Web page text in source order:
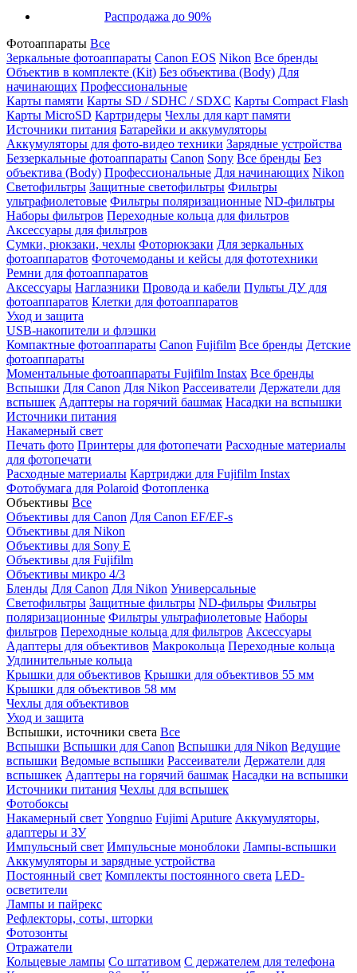
Распродажа до 90%
Фотоаппараты Все
Зеркальные фотоаппараты Canon EOS Nikon Все бренды
Объектив в комплекте (Kit) Без объектива (Body) Для
начинающих Профессиональные
Карты памяти Карты SD / SDHC / SDXC Карты Compact Flash
Карты MicroSD Картридеры Чехлы для карт памяти
Источники питания Батарейки и аккумуляторы
Аккумуляторы для фото-видео техники Зарядные устройства
Беззеркальные фотоаппараты Canon Sony Все бренды Без
объектива (Body) Профессиональные Для начинающих Nikon
Светофильтры Защитные светофильтры Фильтры
ультрафиолетовые Фильтры поляризационные ND-фильтры
Наборы фильтров Переходные кольца для фильтров
Аксессуары для фильтров
Сумки, рюкзаки, чехлы Фоторюкзаки Для зеркальных
фотоаппаратов Фоточемоданы и кейсы для фототехники
Ремни для фотоаппаратов
Аксессуары Наглазники Провода и кабели Пульты ДУ для
фотоаппаратов Клетки для фотоаппаратов
Уход и защита
USB-накопители и флэшки
Компактные фотоаппараты Canon Fujifilm Все бренды Детские
фотоаппараты
Моментальные фотоаппараты Fujifilm Instax Все бренды
Вспышки Для Canon Для Nikon Рассеиватели Держатели для
вспышек Адаптеры на горячий башмак Насадки на вспышки
Источники питания
Накамерный свет
Печать фото Принтеры для фотопечати Расходные материалы
для фотопечати
Расходные материалы Картриджи для Fujifilm Instax
Фотобумага для Polaroid Фотопленка
Объективы Все
Объективы для Canon Для Canon EF/EF-s
Объективы для Nikon
Объективы для Sony E
Объективы для Fujifilm
Объективы микро 4/3
Бленды Для Canon Для Nikon Универсальные
Светофильтры Защитные фильтры ND-фильры Фильтры
поляризационные Фильтры ультрафиолетовые Наборы
фильтров Переходные кольца для фильтров Аксессуары
Адаптеры для объективов Макрокольца Переходные кольца
Удлинительные кольца
Крышки для объективов Крышки для объективов 55 мм
Крышки для объективов 58 мм
Чехлы для объективов
Уход и защита
Вспышки, источники света Все
Вспышки Вспышки для Canon Вспышки для Nikon Ведущие
вспышки Ведомые вспышки Рассеиватели Держатели для
вспышкек Адаптеры на горячий башмак Насадки на вспышки
Источники питания Чехлы для вспышек
Фотобоксы
Накамерный свет Yongnuo Fujimi Aputure Аккумуляторы,
адаптеры и ЗУ
Импульсный свет Импульсные моноблоки Лампы-вспышки
Аккумуляторы и зарядные устройства
Постоянный свет Комплекты постоянного света LED-
осветители
Лампы и пайрекс
Рефлекторы, соты, шторки
Фотозонты
Отражатели
Кольцевые лампы Со штативом С держателем для телефона